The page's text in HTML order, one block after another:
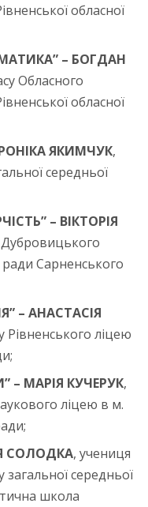
обласної
– БОГДАН
Обласного
обласної
ЯКИМЧУК,
середньої
– ВІКТОРІЯ
Дубровицького
Сарненського
– АНАСТАСІЯ
Рівненського ліцею
– МАРІЯ КУЧЕРУК,
ліцею в м.
СОЛОДКА, учениця
середньої
школа